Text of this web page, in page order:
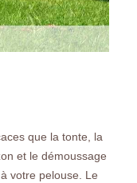
que la tonte, la
et le démoussage
votre pelouse. Le